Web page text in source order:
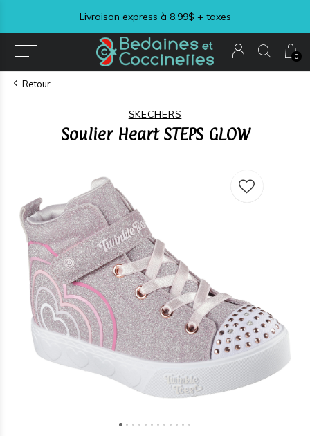
0
Livraison express à 8,99$ + taxes
Retour
SKECHERS
Soulier Heart STEPS GLOW